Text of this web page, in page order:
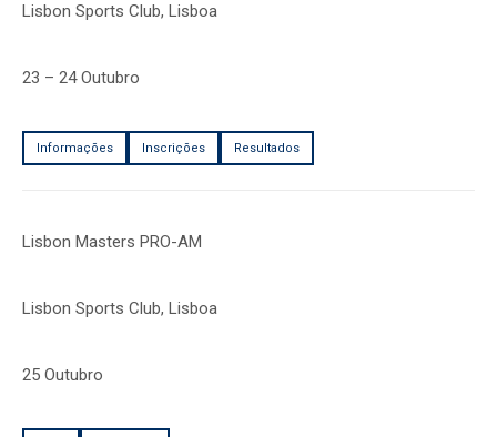
Lisbon Sports Club, Lisboa
23 – 24 Outubro
Informações Inscrições Resultados
Lisbon Masters PRO-AM
Lisbon Sports Club, Lisboa
25 Outubro